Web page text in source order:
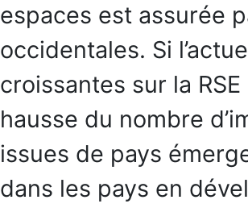
espaces est assurée
occidentales. Si
croissantes sur la
hausse du nombre
issues de pays
dans les pays en